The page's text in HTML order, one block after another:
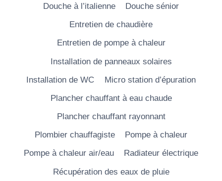
Douche à l’italienne
Douche sénior
Entretien de chaudière
Entretien de pompe à chaleur
Installation de panneaux solaires
Installation de WC
Micro station d’épuration
Plancher chauffant à eau chaude
Plancher chauffant rayonnant
Plombier chauffagiste
Pompe à chaleur
Pompe à chaleur air/eau
Radiateur électrique
Récupération des eaux de pluie